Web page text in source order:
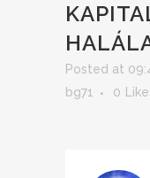
Posted at
bg71
0